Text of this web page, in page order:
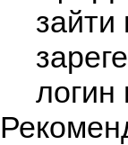
зайти
логин